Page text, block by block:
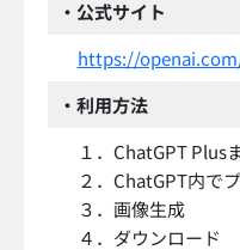
・公式サイト
https://
・利用方法
１．ChatGPT Plus
２．ChatGPT内で
３．画像生成
４．ダウンロード